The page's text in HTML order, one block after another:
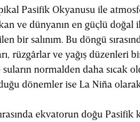
Pasifik Okyanusu ile
ve dünyanın en güçlü
bir salınım. Bu döngü
rüzgârlar ve yağış düzenleri
normalden daha sıcak
dönemler ise La Niña olarak
ekvatorun doğu